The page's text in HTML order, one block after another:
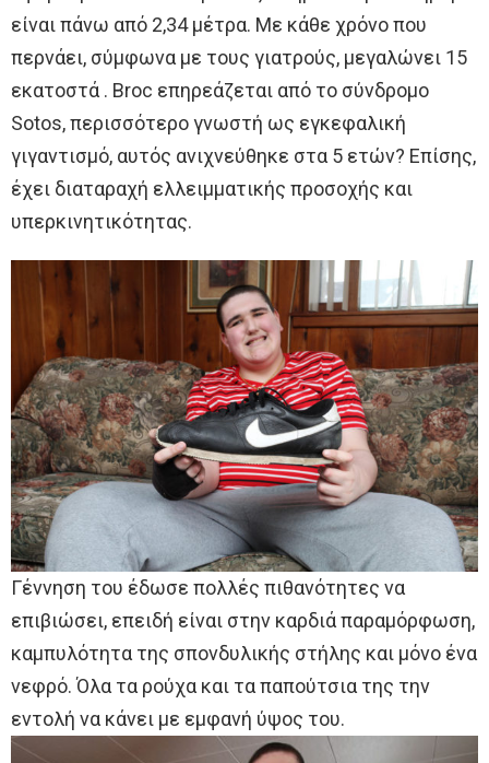
είναι πάνω από 2,34 μέτρα. Με κάθε χρόνο που
περνάει, σύμφωνα με τους γιατρούς, μεγαλώνει 15
εκατοστά . Broc επηρεάζεται από το σύνδρομο
Sotos, περισσότερο γνωστή ως εγκεφαλική
γιγαντισμό, αυτός ανιχνεύθηκε στα 5 ετών? Επίσης,
έχει διαταραχή ελλειμματικής προσοχής και
υπερκινητικότητας.
Γέννηση του έδωσε πολλές πιθανότητες να
επιβιώσει, επειδή είναι στην καρδιά παραμόρφωση,
καμπυλότητα της σπονδυλικής στήλης και μόνο ένα
νεφρό. Όλα τα ρούχα και τα παπούτσια της την
εντολή να κάνει με εμφανή ύψος του.